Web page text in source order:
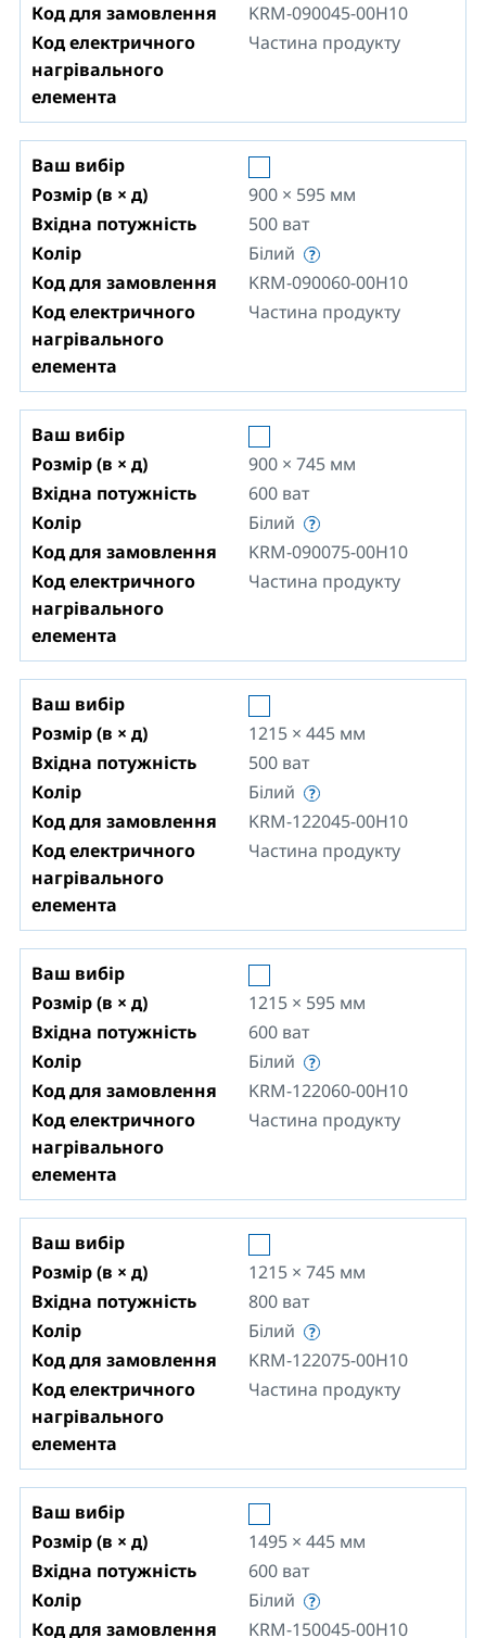
Код для замовлення
KRM-090045-00H10
Код електричного
нагрівального
елемента
Частина продукту
Ваш вибір
Розмір (в × д)
900 × 595 мм
Вхідна потужність
500 ват
Колір
Білий
Код для замовлення
KRM-090060-00H10
Код електричного
нагрівального
елемента
Частина продукту
Ваш вибір
Розмір (в × д)
900 × 745 мм
Вхідна потужність
600 ват
Колір
Білий
Код для замовлення
KRM-090075-00H10
Код електричного
нагрівального
елемента
Частина продукту
Ваш вибір
Розмір (в × д)
1215 × 445 мм
Вхідна потужність
500 ват
Колір
Білий
Код для замовлення
KRM-122045-00H10
Код електричного
нагрівального
елемента
Частина продукту
Ваш вибір
Розмір (в × д)
1215 × 595 мм
Вхідна потужність
600 ват
Колір
Білий
Код для замовлення
KRM-122060-00H10
Код електричного
нагрівального
елемента
Частина продукту
Ваш вибір
Розмір (в × д)
1215 × 745 мм
Вхідна потужність
800 ват
Колір
Білий
Код для замовлення
KRM-122075-00H10
Код електричного
нагрівального
елемента
Частина продукту
Ваш вибір
Розмір (в × д)
1495 × 445 мм
Вхідна потужність
600 ват
Колір
Білий
Код для замовлення
KRM-150045-00H10